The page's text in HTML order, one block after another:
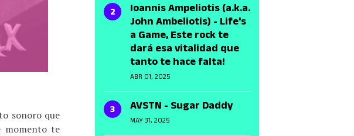
sonoro que
momento te
Ioannis Ampeliotis (a.k.a.
John Ambeliotis) - Life's
a Game, Este rock te
dará esa vitalidad que
tanto te hace falta!
ABR 01, 2025
AVSTN - Sugar Daddy
MAY 31, 2025